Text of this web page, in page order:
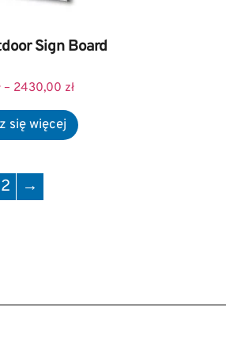
Sign Board
– 2430,00 zł
2 →